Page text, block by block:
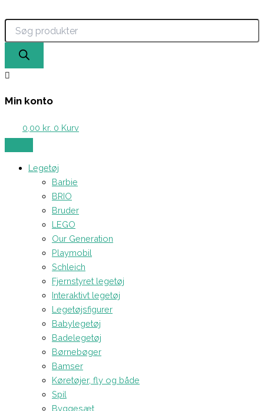
til
indholdet
search
Min konto
0,00 kr. 0 Kurv
Legetøj
Barbie
BRIO
Bruder
LEGO
Our Generation
Playmobil
Schleich
Fjernstyret legetøj
Interaktivt legetøj
Legetøjsfigurer
Babylegetøj
Badelegetøj
Børnebøger
Bamser
Køretøjer, fly og både
Spil
Byggesæt